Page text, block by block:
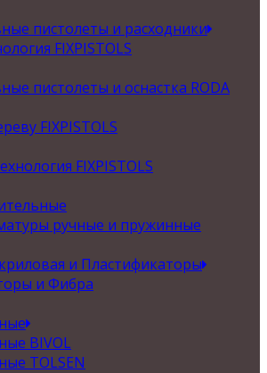
пистолеты и расходники
FIXPISTOLS
пистолеты и оснастка RODA
FIXPISTOLS
FIXPISTOLS
ручные и пружинные
и Пластификаторы
и Фибра
BIVOL
TOLSEN